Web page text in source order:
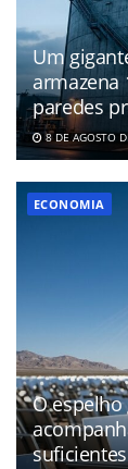
Um
armazena
paredes
8 DE AGOSTO
ECONOMIA
O